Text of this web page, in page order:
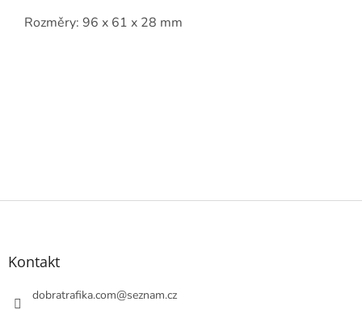
Rozměry: 96 x 61 x 28 mm
Z
Kontakt
dobratrafika.com@seznam.cz